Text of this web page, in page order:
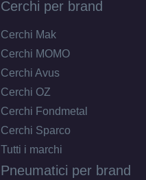
Cerchi per brand
Cerchi Mak
Cerchi MOMO
Cerchi Avus
Cerchi OZ
Cerchi Fondmetal
Cerchi Sparco
Tutti i marchi
Pneumatici per brand